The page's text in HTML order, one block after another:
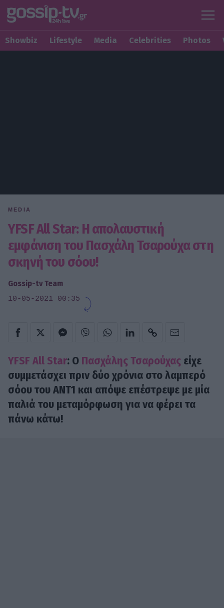
Showbiz Lifestyle Media Celebrities Photos
MEDIA
YFSF All Star: Η απολαυστική
εμφάνιση του Πασχάλη Τσαρούχα στη
σκηνή του σόου!
Gossip-tv Team
10-05-2021 00:35
YFSF All Star: Ο Πασχάλης Τσαρούχας είχε
συμμετάσχει πριν δύο χρόνια στο λαμπερό
σόου του ΑΝΤ1 και απόψε επέστρεψε με μία
παλιά του μεταμόρφωση για να φέρει τα
πάνω κάτω!